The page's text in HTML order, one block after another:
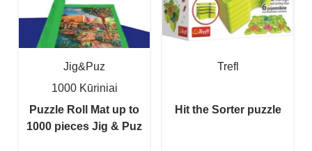
Jig&Puz
1000 Kūriniai
Puzzle Roll Mat up to
1000 pieces Jig & Puz
Trefl
Hit the Sorter puzzle